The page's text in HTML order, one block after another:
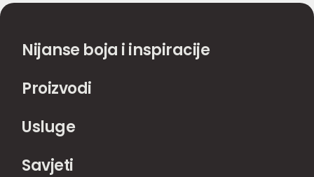
Nijanse boja i inspiracije
Proizvodi
Usluge
Savjeti